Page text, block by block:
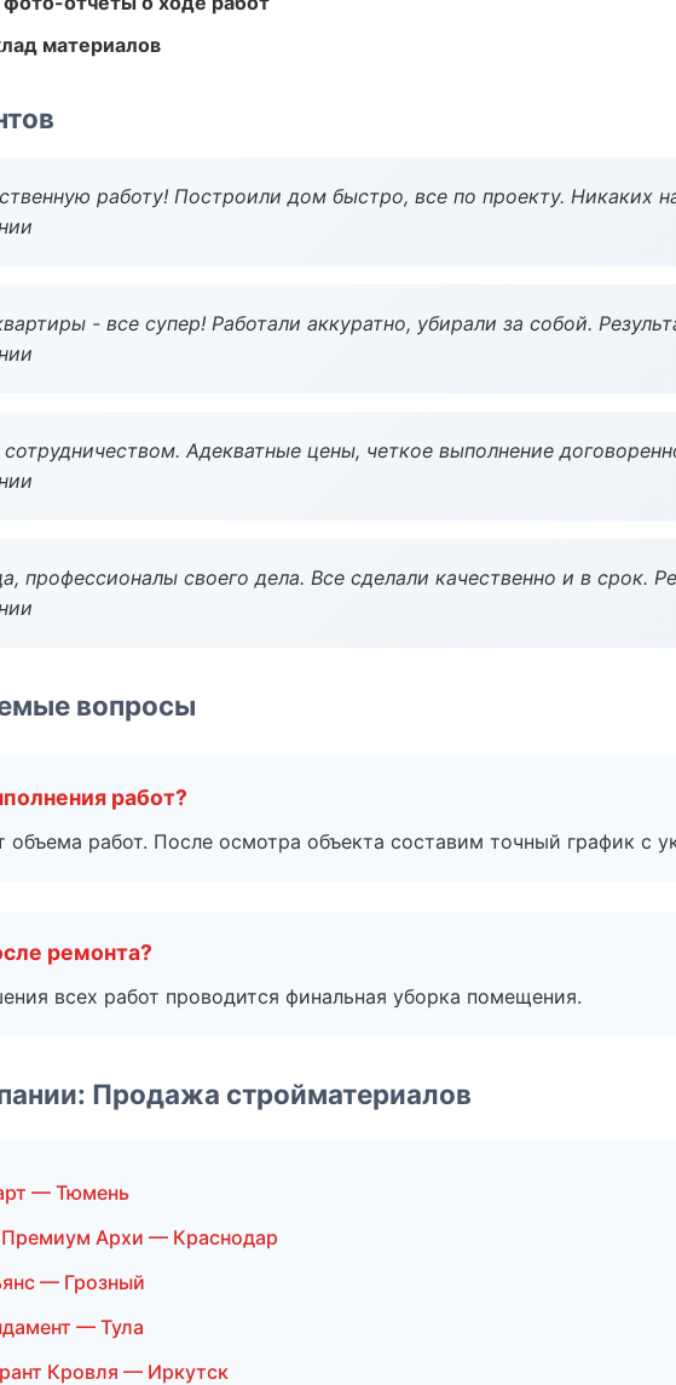
материалов
работу! Построили дом быстро, все по проекту. Никаких
- все супер! Работали аккуратно, убирали за собой.
Адекватные цены, четкое выполнение
профессионалы своего дела. Все сделали качественно и в срок.
вопросы
работ?
объема работ. После осмотра объекта составим точный график с
ремонта?
всех работ проводится финальная уборка помещения.
Продажа стройматериалов
— Тюмень
Архи — Краснодар
— Грозный
— Тула
Кровля — Иркутск